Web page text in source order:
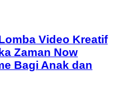
Video Kreatif
Zaman Now
Bagi Anak dan